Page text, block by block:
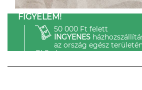
FIGYELEM!
50 000 Ft felett
INGYENES
az ország egész
GLS-el.